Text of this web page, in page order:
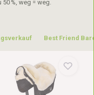
%, weg = weg.
Best Friend